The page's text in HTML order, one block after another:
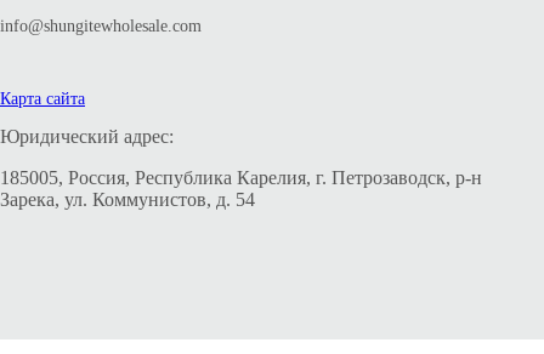
info@shungitewholesale.com
Карта сайта
Юридический адрес:
185005, Россия, Республика Карелия, г. Петрозаводск, р-н
Зарека, ул. Коммунистов, д. 54